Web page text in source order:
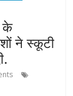
के
ने स्कूटी